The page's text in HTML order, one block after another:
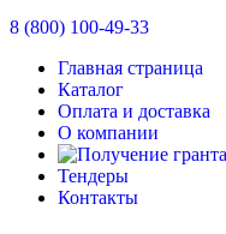
8 (800) 100-49-33
Главная страница
Каталог
Оплата и доставка
О компании
Тендеры
Контакты